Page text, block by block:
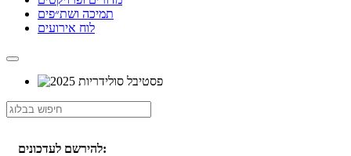
תמיכה ושת״פים
לוח אירועים
להירשם לעדכונים: